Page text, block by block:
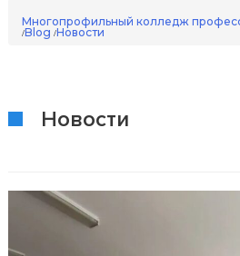
Многопрофильный колледж
/Blog /Новости
Новости